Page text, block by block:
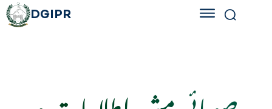
DGIPR